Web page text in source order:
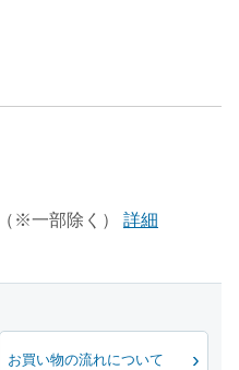
※一部除く）
詳細
お買い物の流れについて